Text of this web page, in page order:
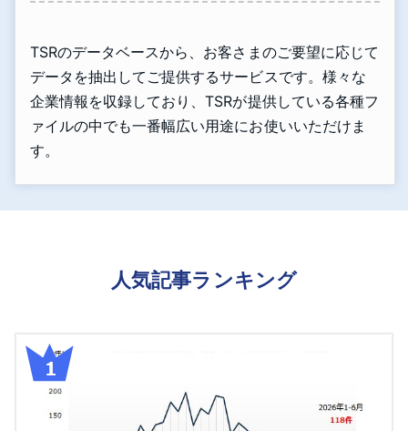
TSRのデータベースから、お客さまのご要望に応じて
データを抽出してご提供するサービスです。様々な
企業情報を収録しており、TSRが提供している各種フ
ァイルの中でも一番幅広い用途にお使いいただけま
す。
人気記事ランキング